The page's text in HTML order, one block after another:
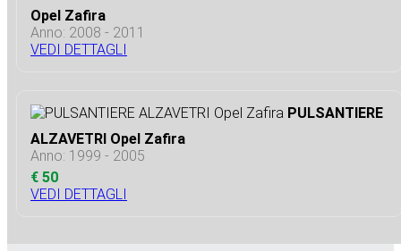
Opel Zafira
Anno: 2008 - 2011
VEDI DETTAGLI
PULSANTIERE
ALZAVETRI Opel Zafira
Anno: 1999 - 2005
€ 50
VEDI DETTAGLI